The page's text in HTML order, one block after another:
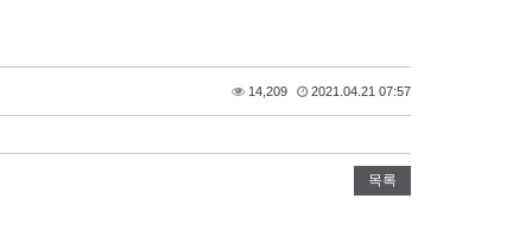
14,209 2021.04.21 07:57
목록